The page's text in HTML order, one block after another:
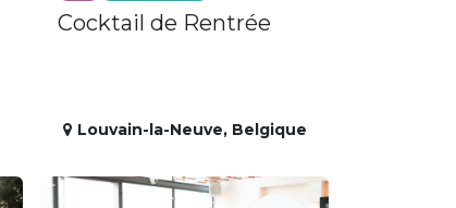
Cocktail de Rentrée
Louvain-la-Neuve, Belgique